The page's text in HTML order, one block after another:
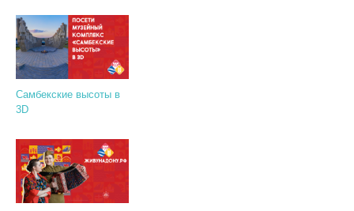
Самбекские высоты в
3D